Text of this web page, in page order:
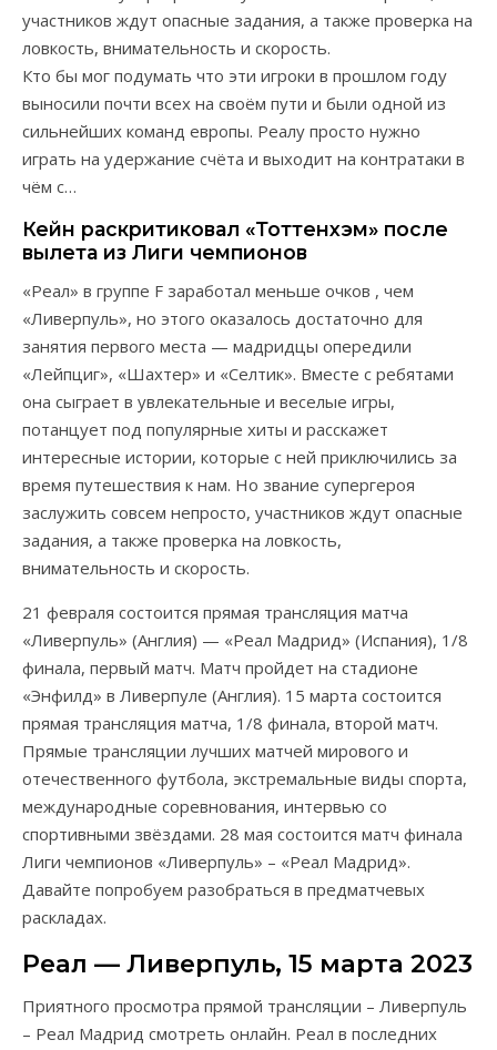
участников ждут опасные задания, а также проверка на
ловкость, внимательность и скорость.
Кто бы мог подумать что эти игроки в прошлом году
выносили почти всех на своём пути и были одной из
сильнейших команд европы. Реалу просто нужно
играть на удержание счёта и выходит на контратаки в
чём с…
Кейн раскритиковал «Тоттенхэм» после
вылета из Лиги чемпионов
«Реал» в группе F заработал меньше очков , чем
«Ливерпуль», но этого оказалось достаточно для
занятия первого места — мадридцы опередили
«Лейпциг», «Шахтер» и «Селтик». Вместе с ребятами
она сыграет в увлекательные и веселые игры,
потанцует под популярные хиты и расскажет
интересные истории, которые с ней приключились за
время путешествия к нам. Но звание супергероя
заслужить совсем непросто, участников ждут опасные
задания, а также проверка на ловкость,
внимательность и скорость.
21 февраля состоится прямая трансляция матча
«Ливерпуль» (Англия) — «Реал Мадрид» (Испания), 1/8
финала, первый матч. Матч пройдет на стадионе
«Энфилд» в Ливерпуле (Англия). 15 марта состоится
прямая трансляция матча, 1/8 финала, второй матч.
Прямые трансляции лучших матчей мирового и
отечественного футбола, экстремальные виды спорта,
международные соревнования, интервью со
спортивными звёздами. 28 мая состоится матч финала
Лиги чемпионов «Ливерпуль» – «Реал Мадрид».
Давайте попробуем разобраться в предматчевых
раскладах.
Реал — Ливерпуль, 15 марта 2023
Приятного просмотра прямой трансляции – Ливерпуль
– Реал Мадрид смотреть онлайн. Реал в последних